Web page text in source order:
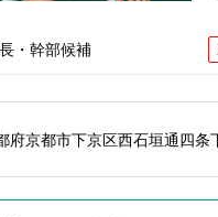
・幹部候補
府京都市下京区西石垣通四条